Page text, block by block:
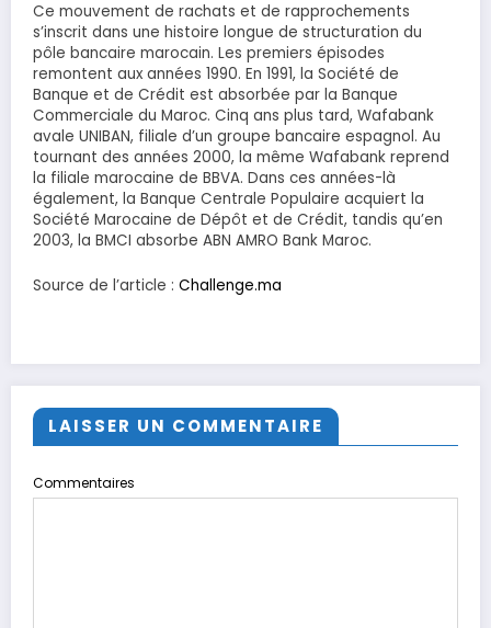
Ce mouvement de rachats et de rapprochements
s’inscrit dans une histoire longue de structuration du
pôle bancaire marocain. Les premiers épisodes
remontent aux années 1990. En 1991, la Société de
Banque et de Crédit est absorbée par la Banque
Commerciale du Maroc. Cinq ans plus tard, Wafabank
avale UNIBAN, filiale d’un groupe bancaire espagnol. Au
tournant des années 2000, la même Wafabank reprend
la filiale marocaine de BBVA. Dans ces années-là
également, la Banque Centrale Populaire acquiert la
Société Marocaine de Dépôt et de Crédit, tandis qu’en
2003, la BMCI absorbe ABN AMRO Bank Maroc.
Source de l’article : Challenge.ma
LAISSER UN COMMENTAIRE
Commentaires